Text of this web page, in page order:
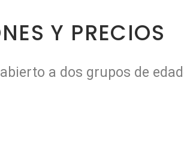
Y PRECIOS
a dos grupos de